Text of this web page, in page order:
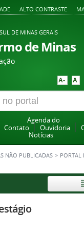
ALTO CONTRASTE
DE MINAS GERAIS
de Minas
A- A
Agenda do
Contato Ouvidoria
Notícias
NÃO PUBLICADAS > PORTAL